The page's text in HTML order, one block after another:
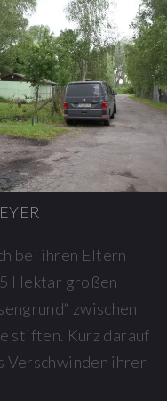
bei ihren Eltern
Hektar großen
zwischen
stiften. Kurz darauf
Verschwinden ihrer